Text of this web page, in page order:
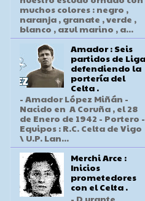
muchos colores : negro ,
naranja , granate , verde ,
blanco , azul marino , a...
Amador : Seis
partidos de Liga
defendiendo la
portería del
Celta .
- Amador López Miñán -
Nacido en A Coruña , el 28
de Enero de 1942 - Portero -
Equipos : R.C. Celta de Vigo
\ U.P. Lan...
Merchi Arce :
Inicios
prometedores
con el Celta .